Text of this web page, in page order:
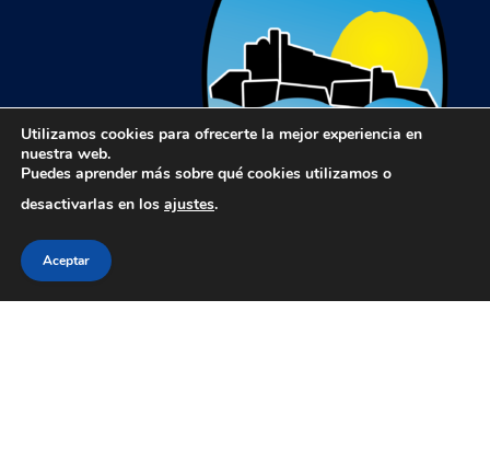
Utilizamos cookies para ofrecerte la mejor experiencia en
nuestra web.
Puedes aprender más sobre qué cookies utilizamos o
desactivarlas en los ajustes.
Aceptar